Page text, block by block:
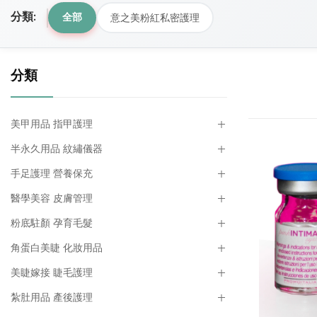
分類: 全部 意之美粉紅私密護理
分類
美甲用品 指甲護理
半永久用品 紋繡儀器
手足護理 營養保充
醫學美容 皮膚管理
粉底駐顏 孕育毛髮
角蛋白美睫 化妝用品
美睫嫁接 睫毛護理
紮肚用品 產後護理